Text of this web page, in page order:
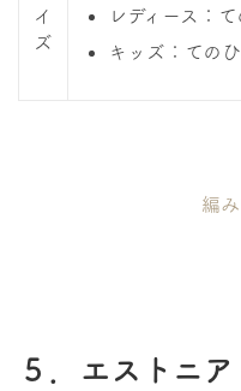
イ
ズ
レディース：
キッズ：ての
編
５．エストニ